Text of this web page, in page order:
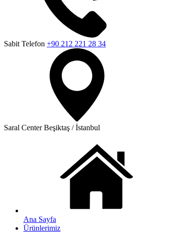
Sabit Telefon +90 212 221 28 34
Saral CenterBeşiktaş / İstanbul
Ana Sayfa
Ürünlerimiz